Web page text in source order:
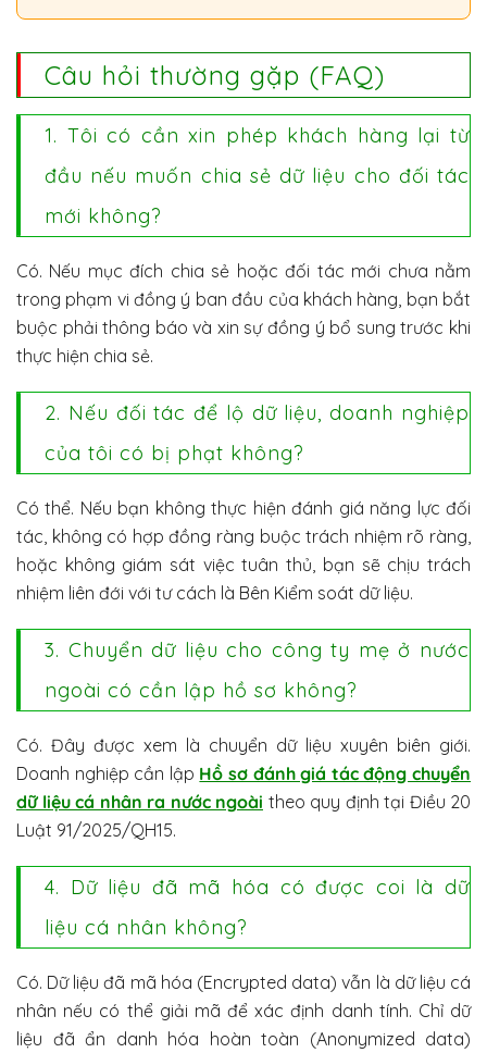
Câu hỏi thường gặp (FAQ)
1. Tôi có cần xin phép khách hàng lại từ
đầu nếu muốn chia sẻ dữ liệu cho đối tác
mới không?
Có. Nếu mục đích chia sẻ hoặc đối tác mới chưa nằm
trong phạm vi đồng ý ban đầu của khách hàng, bạn bắt
buộc phải thông báo và xin sự đồng ý bổ sung trước khi
thực hiện chia sẻ.
2. Nếu đối tác để lộ dữ liệu, doanh nghiệp
của tôi có bị phạt không?
Có thể. Nếu bạn không thực hiện đánh giá năng lực đối
tác, không có hợp đồng ràng buộc trách nhiệm rõ ràng,
hoặc không giám sát việc tuân thủ, bạn sẽ chịu trách
nhiệm liên đới với tư cách là Bên Kiểm soát dữ liệu.
3. Chuyển dữ liệu cho công ty mẹ ở nước
ngoài có cần lập hồ sơ không?
Có. Đây được xem là chuyển dữ liệu xuyên biên giới.
Doanh nghiệp cần lập Hồ sơ đánh giá tác động chuyển
dữ liệu cá nhân ra nước ngoài theo quy định tại Điều 20
Luật 91/2025/QH15.
4. Dữ liệu đã mã hóa có được coi là dữ
liệu cá nhân không?
Có. Dữ liệu đã mã hóa (Encrypted data) vẫn là dữ liệu cá
nhân nếu có thể giải mã để xác định danh tính. Chỉ dữ
liệu đã ẩn danh hóa hoàn toàn (Anonymized data)